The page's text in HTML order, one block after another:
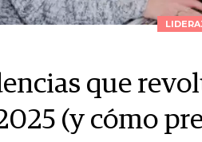
que
(y cómo